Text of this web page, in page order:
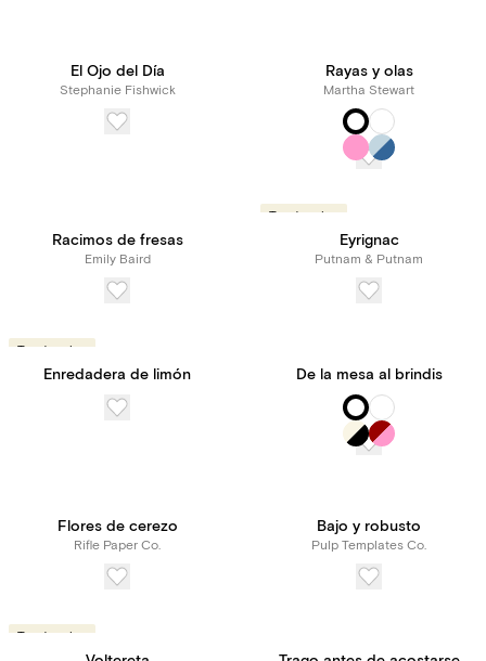
El Ojo del Día
Stephanie Fishwick
Rayas y olas
Martha Stewart
Racimos de fresas
Emily Baird
Tendencias
Eyrignac
Putnam & Putnam
Tendencias
Enredadera de limón De la mesa al brindis
Flores de cerezo
Rifle Paper Co.
Bajo y robusto
Pulp Templates Co.
Tendencias